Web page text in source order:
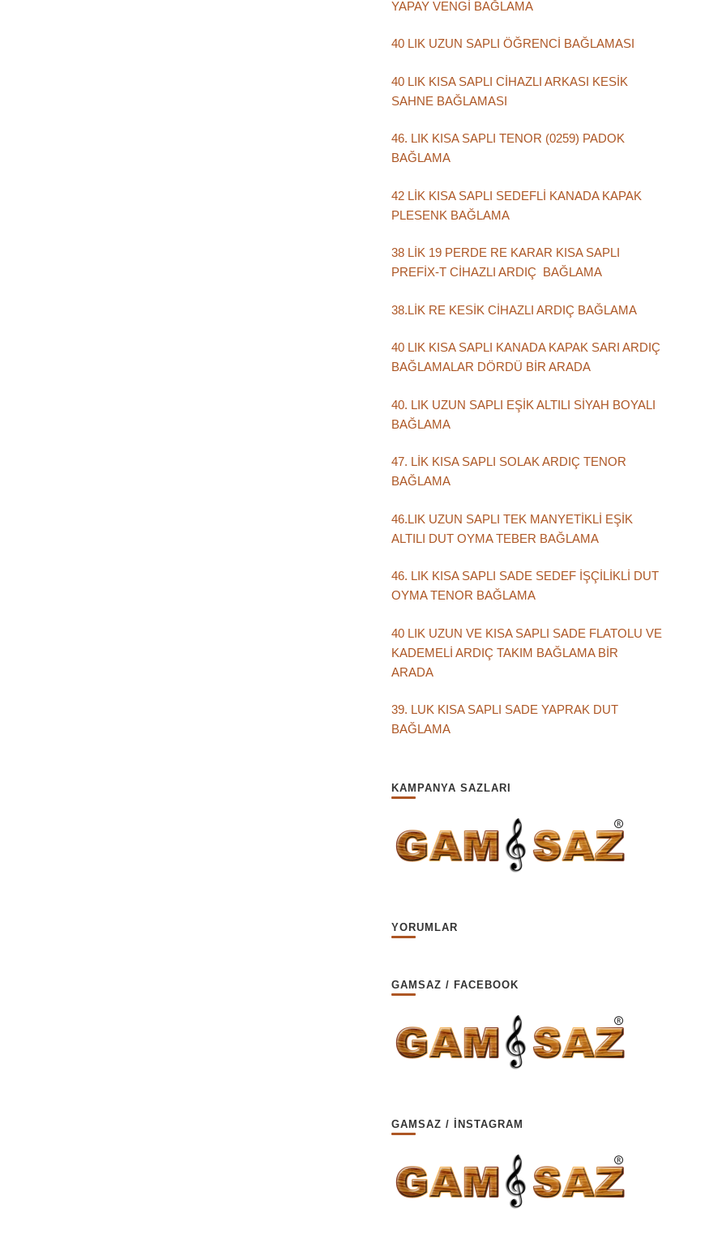
YAPAY VENGİ BAĞLAMA
40 LIK UZUN SAPLI ÖĞRENCİ BAĞLAMASI
40 LIK KISA SAPLI CİHAZLI ARKASI KESİK
SAHNE BAĞLAMASI
46. LIK KISA SAPLI TENOR (0259) PADOK
BAĞLAMA
42 LİK KISA SAPLI SEDEFLİ KANADA KAPAK
PLESENK BAĞLAMA
38 LİK 19 PERDE RE KARAR KISA SAPLI
PREFİX-T CİHAZLI ARDIÇ BAĞLAMA
38.LİK RE KESİK CİHAZLI ARDIÇ BAĞLAMA
40 LIK KISA SAPLI KANADA KAPAK SARI ARDIÇ
BAĞLAMALAR DÖRDÜ BİR ARADA
40. LIK UZUN SAPLI EŞİK ALTILI SİYAH BOYALI
BAĞLAMA
47. LİK KISA SAPLI SOLAK ARDIÇ TENOR
BAĞLAMA
46.LIK UZUN SAPLI TEK MANYETİKLİ EŞİK
ALTILI DUT OYMA TEBER BAĞLAMA
46. LIK KISA SAPLI SADE SEDEF İŞÇİLİKLİ DUT
OYMA TENOR BAĞLAMA
40 LIK UZUN VE KISA SAPLI SADE FLATOLU VE
KADEMELİ ARDIÇ TAKIM BAĞLAMA BİR
ARADA
39. LUK KISA SAPLI SADE YAPRAK DUT
BAĞLAMA
KAMPANYA SAZLARI
YORUMLAR
GAMSAZ / FACEBOOK
GAMSAZ / İNSTAGRAM